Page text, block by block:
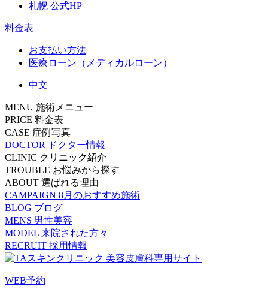
札幌 公式HP
料金表
お支払い方法
医療ローン（メディカルローン）
中文
MENU 施術メニュー
PRICE 料金表
CASE 症例写真
DOCTOR
ドクター情報
CLINIC クリニック紹介
TROUBLE お悩みから探す
ABOUT 選ばれる理由
CAMPAIGN 8月のおすすめ施術
BLOG ブログ
MENS 男性美容
MODEL 来院された方々
RECRUIT 採用情報
WEB予約